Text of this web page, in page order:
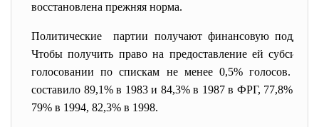
восстановлена прежняя норма.
Политические партии получают финансовую
Чтобы получить право на предоставление ей
голосовании по спискам не менее 0,5% голосов.
составило 89,1% в 1983 и 84,3% в 1987 в ФРГ, 77,8% в
79% в 1994, 82,3% в 1998.